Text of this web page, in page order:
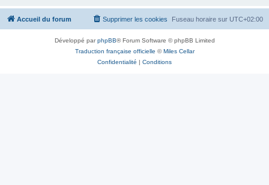
Accueil du forum Fuseau horaire sur UTC+02:00
Supprimer les cookies
Développé parphpBB® Forum Software © phpBB Limited
Traduction française officielle ©Miles Cellar
Confidentialité | Conditions